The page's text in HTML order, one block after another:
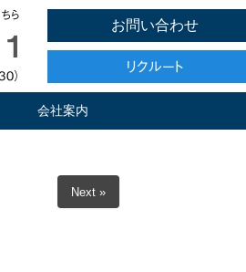
ら
）
お問い合わせ
リクルート
会社案内
Next »